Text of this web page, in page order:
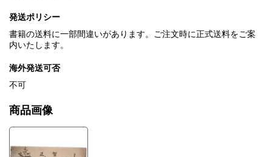
発送ポリシー
書籍の送料に一部間違いがあります。ご注文時に正式送料をご案
内いたします。
海外発送可否
不可
商品画像